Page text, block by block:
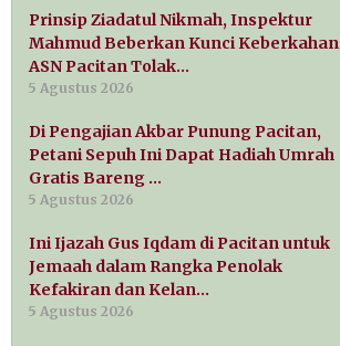
Prinsip Ziadatul Nikmah, Inspektur
Mahmud Beberkan Kunci Keberkahan
ASN Pacitan Tolak…
5 Agustus 2026
Di Pengajian Akbar Punung Pacitan,
Petani Sepuh Ini Dapat Hadiah Umrah
Gratis Bareng …
5 Agustus 2026
Ini Ijazah Gus Iqdam di Pacitan untuk
Jemaah dalam Rangka Penolak
Kefakiran dan Kelan…
5 Agustus 2026